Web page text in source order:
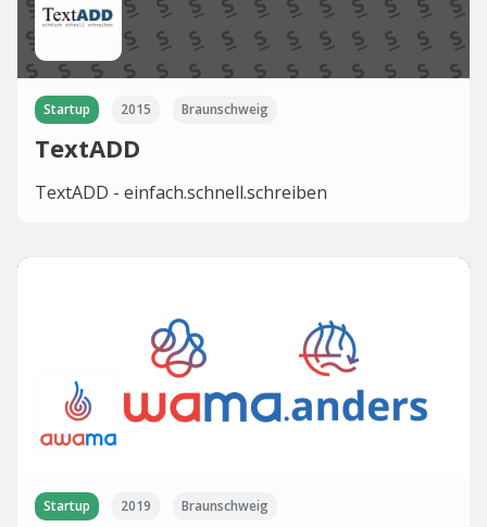
Startup 2015 Braunschweig
TextADD
TextADD - einfach.schnell.schreiben
Startup 2019 Braunschweig